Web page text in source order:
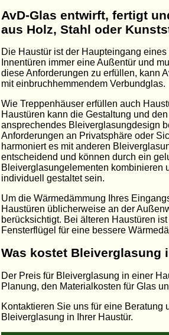
AvD-Glas entwirft, fertigt
aus Holz, Stahl oder
Die Haustür ist der Haupteingang
Innentüren immer eine Außentür und
diese Anforderungen zu erfüllen, kann
mit einbruchhemmendem Verbundglas.
Wie Treppenhäuser erfüllen auch
Haustüren kann die Gestaltung und
ansprechendes Bleiverglasungdesign
Anforderungen an Privatsphäre oder
harmoniert es mit anderen
entscheidend und können durch ein
Bleiverglasungelementen kombinieren
individuell gestaltet sein.
Um die Wärmedämmung Ihres
Haustüren üblicherweise an der
berücksichtigt. Bei älteren Haustüren
Fensterflügel für eine bessere
Was kostet Bleiverglasung
Der Preis für Bleiverglasung in einer
Planung, den Materialkosten für Glas
Kontaktieren Sie uns für eine Beratung
Bleiverglasung in Ihrer Haustür.